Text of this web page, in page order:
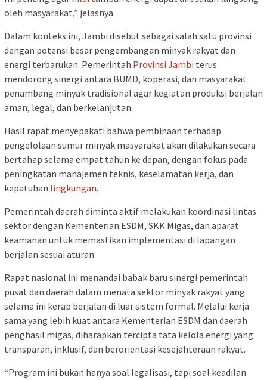
oleh masyarakat,” jelasnya.
Dalam konteks ini, Jambi disebut sebagai salah satu provinsi
dengan potensi besar pengembangan minyak rakyat dan
energi terbarukan. Pemerintah Provinsi Jambi terus
mendorong sinergi antara BUMD, koperasi, dan masyarakat
penambang minyak tradisional agar kegiatan produksi berjalan
aman, legal, dan berkelanjutan.
Hasil rapat menyepakati bahwa pembinaan terhadap
pengelolaan sumur minyak masyarakat akan dilakukan secara
bertahap selama empat tahun ke depan, dengan fokus pada
peningkatan manajemen teknis, keselamatan kerja, dan
kepatuhan lingkungan.
Pemerintah daerah diminta aktif melakukan koordinasi lintas
sektor dengan Kementerian ESDM, SKK Migas, dan aparat
keamanan untuk memastikan implementasi di lapangan
berjalan sesuai aturan.
Rapat nasional ini menandai babak baru sinergi pemerintah
pusat dan daerah dalam menata sektor minyak rakyat yang
selama ini kerap berjalan di luar sistem formal. Melalui kerja
sama yang lebih kuat antara Kementerian ESDM dan daerah
penghasil migas, diharapkan tercipta tata kelola energi yang
transparan, inklusif, dan berorientasi kesejahteraan rakyat.
“Program ini bukan hanya soal legalisasi, tapi soal keadilan